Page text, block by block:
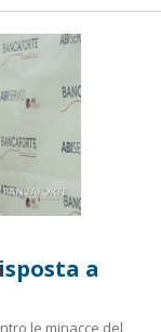
a
le minacce del